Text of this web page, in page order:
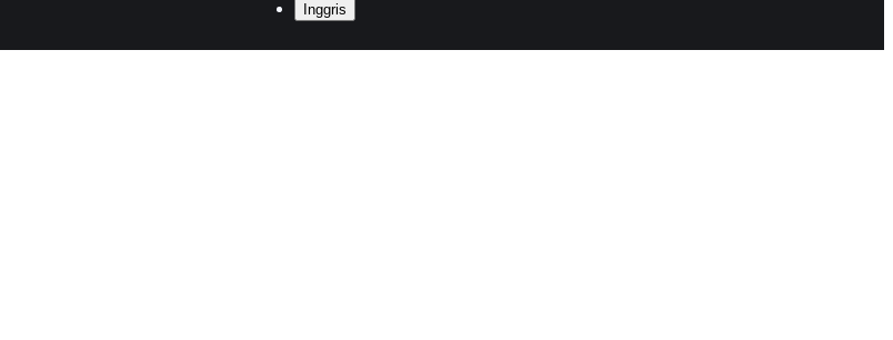
Inggris